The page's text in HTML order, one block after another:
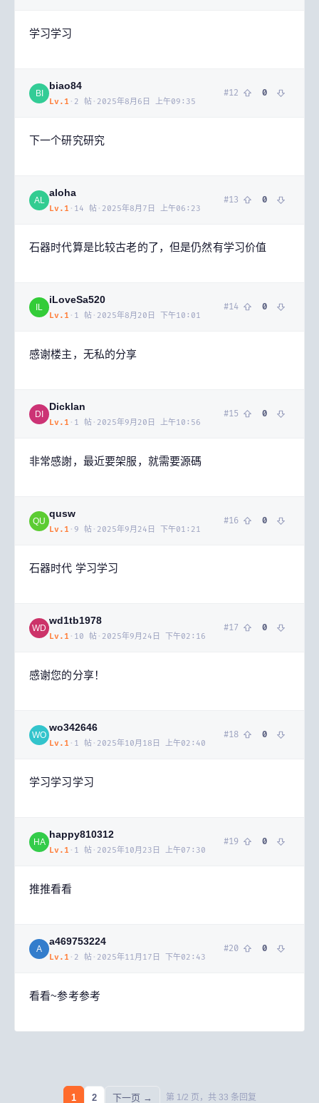
学习学习
BI
biao84
Lv. 1 · 2 帖 · 2025年8月6日 上午09:35
#12 0
下一个研究研究
AL
aloha
Lv. 1 · 14 帖 · 2025年8月7日 上午06:23
#13 0
石器时代算是比较古老的了，但是仍然有学习价值
IL
iLoveSa520
Lv. 1 · 1 帖 · 2025年8月20日 下午10:01
#14 0
感谢楼主，无私的分享
DI
Dicklan
Lv. 1 · 1 帖 · 2025年9月20日 上午10:56
#15 0
非常感謝，最近要架服，就需要源碼
QU
qusw
Lv. 1 · 9 帖 · 2025年9月24日 下午01:21
#16 0
石器时代 学习学习
WD
wd1tb1978
Lv. 1 · 10 帖 · 2025年9月24日 下午02:16
#17 0
感谢您的分享！
WO
wo342646
Lv. 1 · 1 帖 · 2025年10月18日 上午02:40
#18 0
学习学习学习
HA
happy810312
Lv. 1 · 1 帖 · 2025年10月23日 上午07:30
#19 0
推推看看
A
a469753224
Lv. 1 · 2 帖 · 2025年11月17日 下午02:43
#20 0
看看~参考参考
1 2 下一页 → 第 1/2 页，共 33 条回复